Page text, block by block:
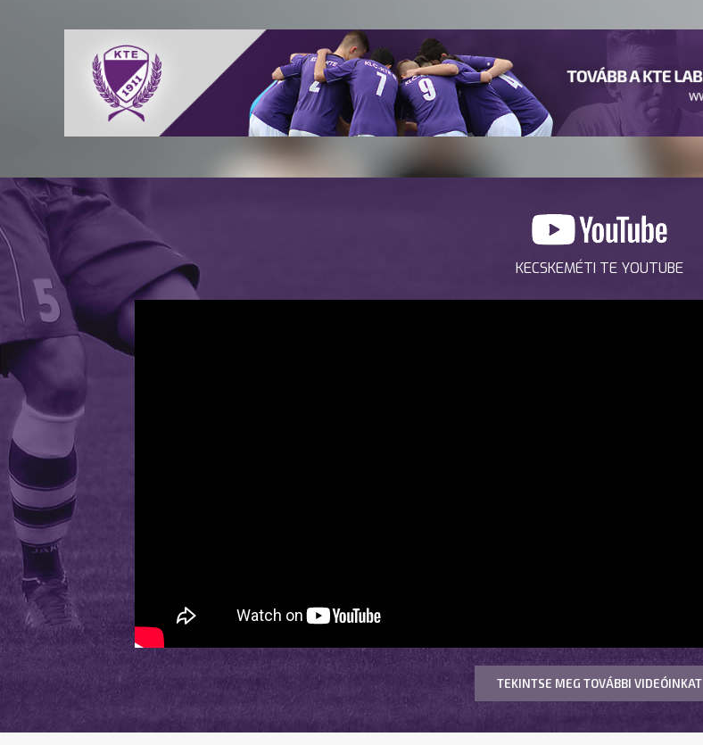
KECSKEMÉTI TE YOUTUBE
TEKINTSE MEG TOVÁBBI VIDEÓINKAT